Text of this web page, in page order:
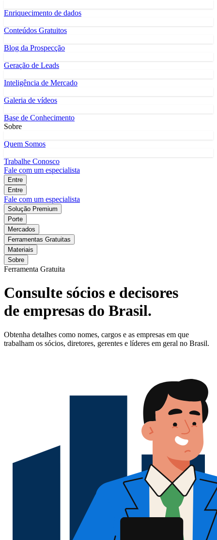
Enriquecimento de dados
Conteúdos Gratuitos
Blog da Prospecção
Geração de Leads
Inteligência de Mercado
Galeria de vídeos
Base de Conhecimento
Sobre
Quem Somos
Trabalhe Conosco
Fale com um especialista
Entre
Entre
Fale com um especialista
Solução Premium
Porte
Mercados
Ferramentas Gratuitas
Materiais
Sobre
Ferramenta Gratuita
Consulte sócios e decisores
de empresas do Brasil.
Obtenha detalhes como nomes, cargos e as empresas em que
trabalham os sócios, diretores, gerentes e líderes em geral no Brasil.